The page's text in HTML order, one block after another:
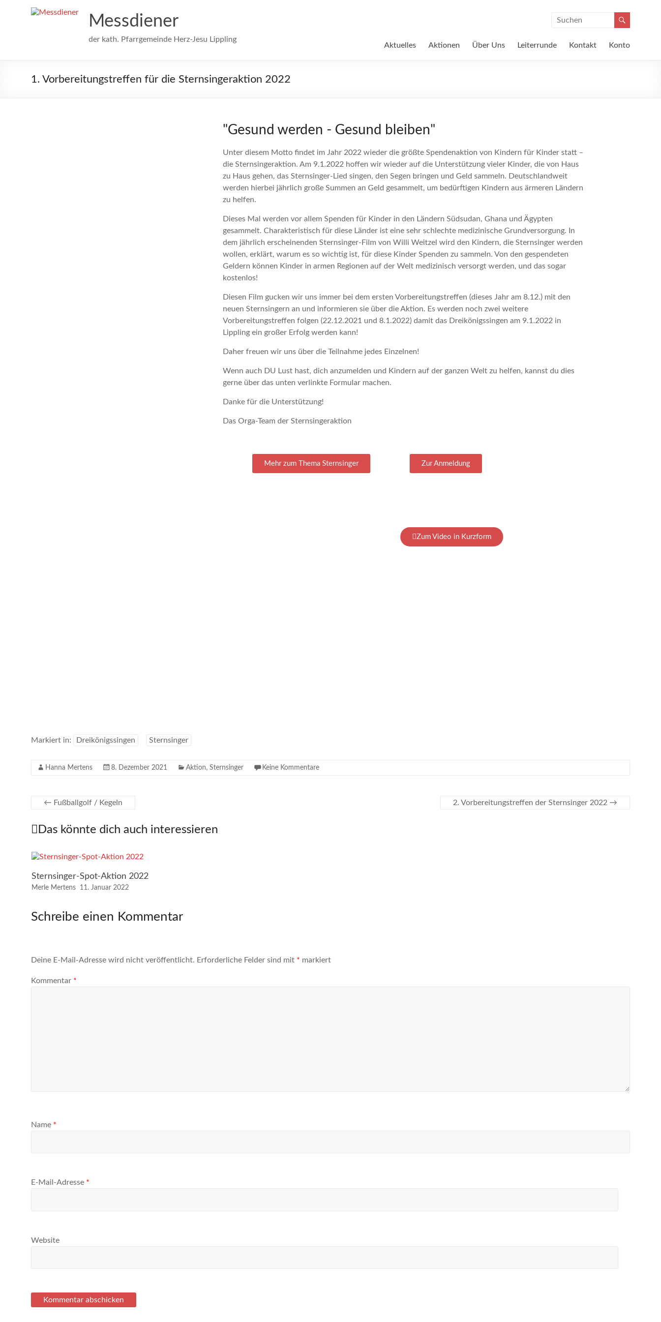
Messdiener
der kath. Pfarrgemeinde Herz-Jesu Lippling
Aktuelles Aktionen Über Uns Leiterrunde Kontakt Konto
1. Vorbereitungstreffen für die Sternsingeraktion 2022
"Gesund werden - Gesund bleiben"
Unter diesem Motto findet im Jahr 2022 wieder die größte Spendenaktion von Kindern für Kinder statt –
die Sternsingeraktion. Am 9.1.2022 hoffen wir wieder auf die Unterstützung vieler Kinder, die von Haus
zu Haus gehen, das Sternsinger-Lied singen, den Segen bringen und Geld sammeln. Deutschlandweit
werden hierbei jährlich große Summen an Geld gesammelt, um bedürftigen Kindern aus ärmeren Ländern
zu helfen.
Dieses Mal werden vor allem Spenden für Kinder in den Ländern Südsudan, Ghana und Ägypten
gesammelt. Charakteristisch für diese Länder ist eine sehr schlechte medizinische Grundversorgung. In
dem jährlich erscheinenden Sternsinger-Film von Willi Weitzel wird den Kindern, die Sternsinger werden
wollen, erklärt, warum es so wichtig ist, für diese Kinder Spenden zu sammeln. Von den gespendeten
Geldern können Kinder in armen Regionen auf der Welt medizinisch versorgt werden, und das sogar
kostenlos!
Diesen Film gucken wir uns immer bei dem ersten Vorbereitungstreffen (dieses Jahr am 8.12.) mit den
neuen Sternsingern an und informieren sie über die Aktion. Es werden noch zwei weitere
Vorbereitungstreffen folgen (22.12.2021 und 8.1.2022) damit das Dreikönigssingen am 9.1.2022 in
Lippling ein großer Erfolg werden kann!
Daher freuen wir uns über die Teilnahme jedes Einzelnen!
Wenn auch DU Lust hast, dich anzumelden und Kindern auf der ganzen Welt zu helfen, kannst du dies
gerne über das unten verlinkte Formular machen.
Danke für die Unterstützung!
Das Orga-Team der Sternsingeraktion
Mehr zum Thema Sternsinger Zur Anmeldung
Zum Video in Kurzform
Markiert in: Dreikönigssingen Sternsinger
Hanna Mertens 8. Dezember 2021 Aktion, Sternsinger Keine Kommentare
← Fußballgolf / Kegeln 2. Vorbereitungstreffen der Sternsinger 2022 →
Das könnte dich auch interessieren
Sternsinger-Spot-Aktion 2022
Merle Mertens 11. Januar 2022
Schreibe einen Kommentar
Deine E-Mail-Adresse wird nicht veröffentlicht. Erforderliche Felder sind mit * markiert
Kommentar *
Name *
E-Mail-Adresse *
Website